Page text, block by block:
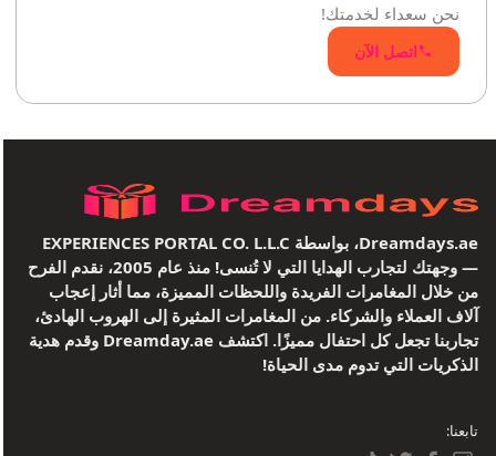
نحن سعداء لخدمتك!
اتصل الآن
Dreamdays.ae، بواسطة EXPERIENCES PORTAL CO. L.L.C
— وجهتك لتجارب الهدايا التي لا تُنسى! منذ عام 2005، نقدم الفرح
من خلال المغامرات الفريدة واللحظات المميزة، مما أثار إعجاب
آلاف العملاء والشركاء. من المغامرات المثيرة إلى الهروب الهادئ،
تجاربنا تجعل كل احتفال مميزًا. اكتشف Dreamday.ae وقدم هدية
الذكريات التي تدوم مدى الحياة!
تابعنا: